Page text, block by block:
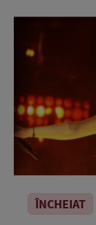
ÎNCHEIAT
PODCAST
LIVE